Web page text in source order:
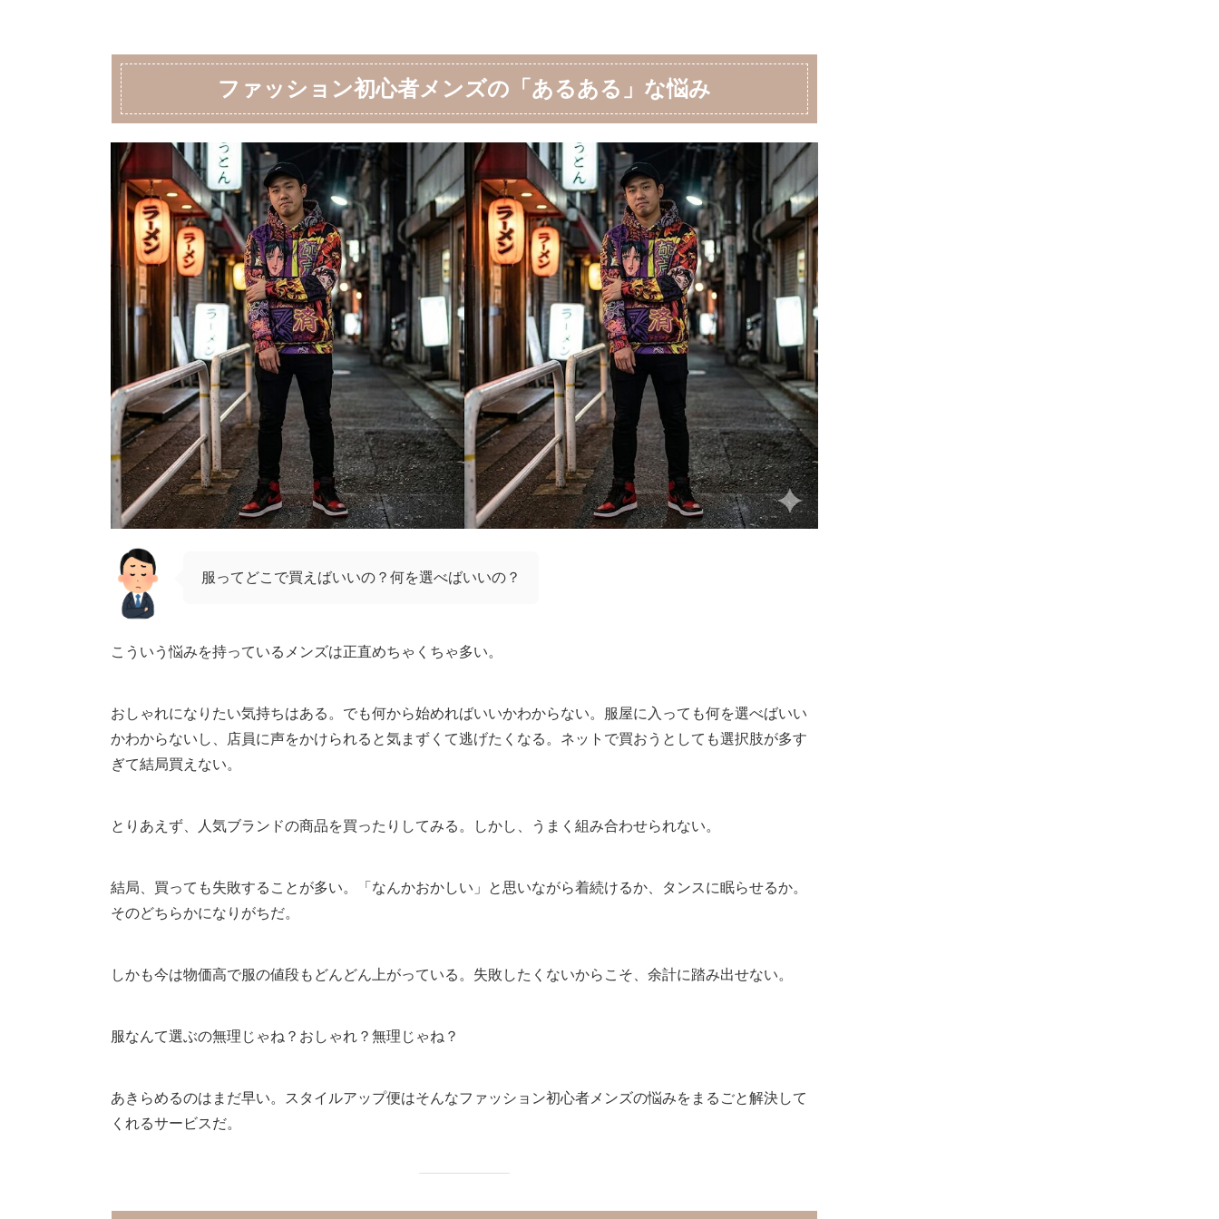
ファッション初心者メンズの「あるある」な悩み
服ってどこで買えばいいの？何を選べばいいの？
こういう悩みを持っているメンズは正直めちゃくちゃ多い。
おしゃれになりたい気持ちはある。でも何から始めればいいかわからない。服屋に入っても何を選べばいい
かわからないし、店員に声をかけられると気まずくて逃げたくなる。ネットで買おうとしても選択肢が多す
ぎて結局買えない。
とりあえず、人気ブランドの商品を買ったりしてみる。しかし、うまく組み合わせられない。
結局、買っても失敗することが多い。「なんかおかしい」と思いながら着続けるか、タンスに眠らせるか。
そのどちらかになりがちだ。
しかも今は物価高で服の値段もどんどん上がっている。失敗したくないからこそ、余計に踏み出せない。
服なんて選ぶの無理じゃね？おしゃれ？無理じゃね？
あきらめるのはまだ早い。スタイルアップ便はそんなファッション初心者メンズの悩みをまるごと解決して
くれるサービスだ。